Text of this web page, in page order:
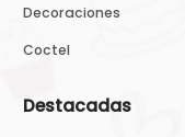
Decoraciones
Coctel
Destacadas